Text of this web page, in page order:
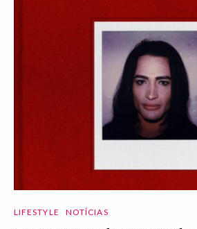
LIFESTYLE NOTÍCIAS